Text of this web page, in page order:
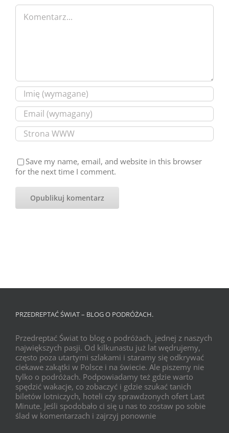
Comment
Save my name, email, and website in this browser
for the next time I comment.
PRZEDREPTAĆ ŚWIAT – BLOG O PODRÓŻACH.
Przedreptać Świat to blog o podróżach, jednej z naszych
największych pasji. Od kilkunastu już lat wędrujemy,
często poza utartymi szlakami i staramy się odkrywać
ciekawe zakątki w Polsce i na świecie. Ale piszemy nie
tylko o podróżach. Podpowiadamy też gdzie warto
spędzić wakacje, co zobaczyć i gdzie szukać tanich
biletów lotniczych, hoteli czy sprawdzonych ofert Last
Minute. Jeśli spodobało ci się u nas to zostaw po sobie
ślad w komentarzach i zajrzyj ponownie